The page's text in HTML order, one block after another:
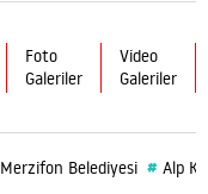
Foto
Galeriler
Video
Galeriler
Merzifon Belediyesi # Alp